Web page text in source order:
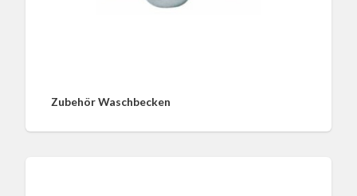
Zubehör Waschbecken